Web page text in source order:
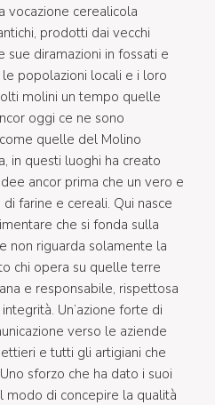
vocazione cerealicola
prodotti dai vecchi
sue diramazioni in fossati e
popolazioni locali e i loro
molini un tempo quelle
oggi ce ne sono
quelle del Molino
in questi luoghi ha creato
ancor prima che un vero e
farine e cereali. Qui nasce
che si fonda sulla
non riguarda solamente la
chi opera su quelle terre
e responsabile, rispettosa
Un’azione forte di
verso le aziende
e tutti gli artigiani che
sforzo che ha dato i suoi
modo di concepire la qualità